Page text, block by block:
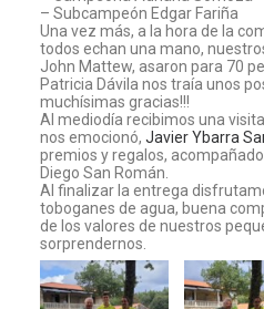
– Subcampeón Edgar Fariña
Una vez más, a la hora de la
todos echan una mano,
John Mattew, asaron para 70
Patricia Dávila nos traía unos
muchísimas gracias!!!
Al mediodía recibimos una
nos emocionó, Javier Ybarra
premios y regalos,
Diego San Román.
Al finalizar la entrega
toboganes de agua, buena
de los valores de nuestros
sorprendernos.